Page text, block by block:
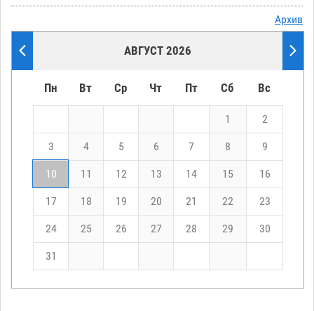
Архив
АВГУСТ 2026
Пн Вт Ср Чт Пт Сб Вс
1 2
3 4 5 6 7 8 9
10 11 12 13 14 15 16
17 18 19 20 21 22 23
24 25 26 27 28 29 30
31